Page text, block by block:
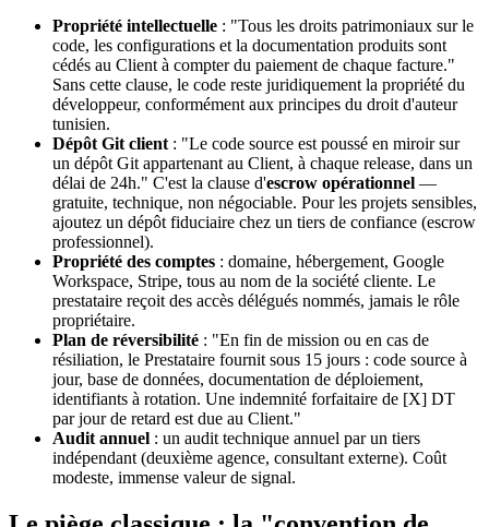
Propriété intellectuelle : "Tous les droits patrimoniaux sur le
code, les configurations et la documentation produits sont
cédés au Client à compter du paiement de chaque facture."
Sans cette clause, le code reste juridiquement la propriété du
développeur, conformément aux principes du droit d'auteur
tunisien.
Dépôt Git client : "Le code source est poussé en miroir sur
un dépôt Git appartenant au Client, à chaque release, dans un
délai de 24h." C'est la clause d'escrow opérationnel —
gratuite, technique, non négociable. Pour les projets sensibles,
ajoutez un dépôt fiduciaire chez un tiers de confiance (escrow
professionnel).
Propriété des comptes : domaine, hébergement, Google
Workspace, Stripe, tous au nom de la société cliente. Le
prestataire reçoit des accès délégués nommés, jamais le rôle
propriétaire.
Plan de réversibilité : "En fin de mission ou en cas de
résiliation, le Prestataire fournit sous 15 jours : code source à
jour, base de données, documentation de déploiement,
identifiants à rotation. Une indemnité forfaitaire de [X] DT
par jour de retard est due au Client."
Audit annuel : un audit technique annuel par un tiers
indépendant (deuxième agence, consultant externe). Coût
modeste, immense valeur de signal.